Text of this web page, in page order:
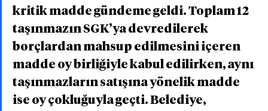
kritik madde gündeme geldi. Toplam 12
taşınmazın SGK’ya devredilerek
borçlardan mahsup edilmesini içeren
madde oy birliğiyle kabul edilirken, aynı
taşınmazların satışına yönelik madde
ise oy çokluğuyla geçti. Belediye,